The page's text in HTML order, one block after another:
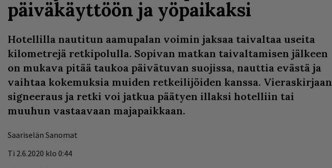
päiväkäyttöön ja yöpaikaksi
Hotellilla nautitun aamupalan voimin jaksaa taivaltaa useita
kilometrejä retkipolulla. Sopivan matkan taivaltamisen jälkeen
on mukava pitää taukoa päivätuvan suojissa, nauttia evästä ja
vaihtaa kokemuksia muiden retkeilijöiden kanssa. Vieraskirjaan
signeeraus ja retki voi jatkua päätyen illaksi hotelliin tai
muuhun vastaavaan majapaikkaan.
Saariselän Sanomat
Ti 2.6.2020 klo 0:44